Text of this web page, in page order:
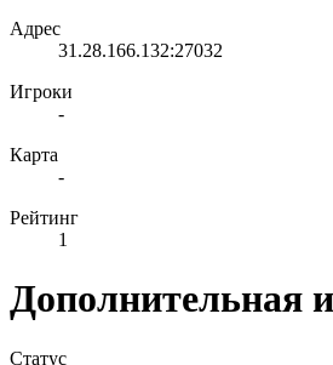
Адрес
31.28.166.132:27032
Игроки
-
Карта
-
Рейтинг
1
Дополнительная
Статус